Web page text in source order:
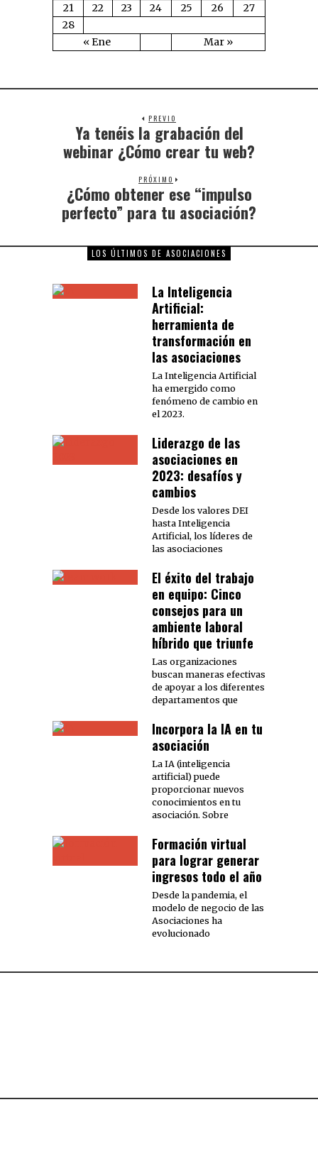
« Ene Mar »
21
22 23 24 25 26
27
28
PREVIO
Ya tenéis la grabación del
webinar ¿Cómo crear tu web?
PRÓXIMO
¿Cómo obtener ese “impulso
perfecto” para tu asociación?
LOS ÚLTIMOS DE ASOCIACIONES
La Inteligencia
Artificial:
herramienta de
transformación en
las asociaciones
La Inteligencia Artificial
ha emergido como
fenómeno de cambio en
el 2023.
Liderazgo de las
asociaciones en
2023: desafíos y
cambios
Desde los valores DEI
hasta Inteligencia
Artificial, los líderes de
las asociaciones
El éxito del trabajo
en equipo: Cinco
consejos para un
ambiente laboral
híbrido que triunfe
Las organizaciones
buscan maneras efectivas
de apoyar a los diferentes
departamentos que
Incorpora la IA en tu
asociación
La IA (inteligencia
artificial) puede
proporcionar nuevos
conocimientos en tu
asociación. Sobre
Formación virtual
para lograr generar
ingresos todo el año
Desde la pandemia, el
modelo de negocio de las
Asociaciones ha
evolucionado